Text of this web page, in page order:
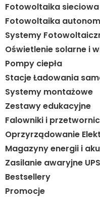
Fotowoltaika
Fotowoltaika
Systemy
Oświetlenie solarne i
Pompy ciepła
Stacje Ładowania
Systemy montażowe
Zestawy edukacyjne
Falowniki i
Oprzyrządowanie
Magazyny energii i
Zasilanie awaryjne UPS
Bestsellery
Promocje